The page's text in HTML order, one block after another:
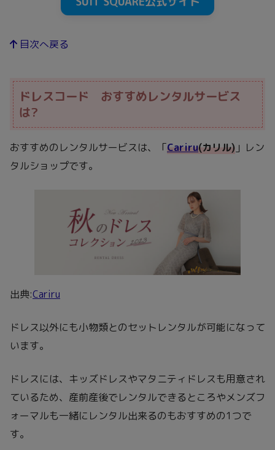
目次へ戻る
ドレスコード おすすめレンタルサービス
は?
おすすめのレンタルサービスは、「Cariru(カリル) 」レン
タルショップです。
出典:Cariru
ドレス以外にも小物類とのセットレンタルが可能になって
います。
ドレスには、キッズドレスやマタニティドレスも用意され
ているため、産前産後でレンタルできるところやメンズフ
ォーマルも一緒にレンタル出来るのもおすすめの1つで
す。